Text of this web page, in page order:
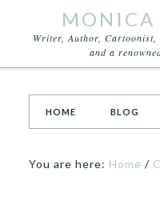
MONICA
Writer, Author, Cartoonist,
and a
HOME BLOG
You are here: Home /